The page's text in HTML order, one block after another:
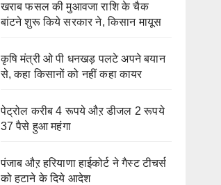
खराब फसल की मुआवजा राशि के चैक
बांटने शुरू किये सरकार ने, किसान मायूस
कृषि मंत्री ओ पी धनखड़ पलटे अपने बयान
से, कहा किसानों को नहीं कहा कायर
पेट्रोल करीब 4 रूपये औऱ डीजल 2 रूपये
37 पैसे हुआ महंगा
पंजाब औऱ हरियाणा हाईकोर्ट ने गैस्ट टीचर्स
को हटाने के दिये आदेश